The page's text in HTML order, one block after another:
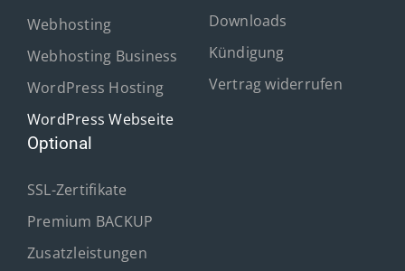
Webhosting
Webhosting Business
WordPress Hosting
WordPress Webseite
Optional
SSL-Zertifikate
Premium BACKUP
Zusatzleistungen
Downloads
Kündigung
Vertrag widerrufen